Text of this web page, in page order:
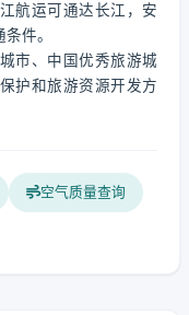
航运可通达长江，安
件。
市、中国优秀旅游城
护和旅游资源开发方
空气质量查询